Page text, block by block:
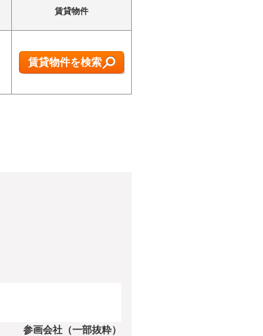
賃貸物件
賃貸物件を検索
参画会社（一部抜粋）